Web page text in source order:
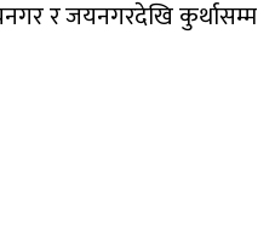
र जयनगरदेखि कुर्थासम्म